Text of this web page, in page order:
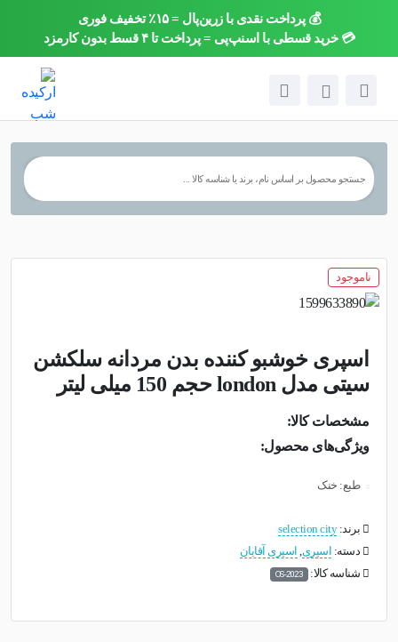
💰 پرداخت نقدی با زرین‌پال = ۱۵٪ تخفیف فوری
💳 خرید قسطی با اسنپ‌پی = پرداخت تا ۴ قسط بدون کارمزد×
ناموجود
اسپری خوشبو کننده بدن مردانه سلکشن
سیتی مدل london حجم 150 میلی لیتر
مشخصات کالا:
ویژگی‌های محصول:
طبع: خنک
برند:selection city
دسته: اسپری, اسپری آقایان
شناسه کالا: OS-2023